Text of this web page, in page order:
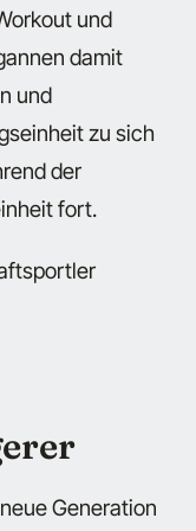
und
damit
und
zu sich
der
fort.
Generation